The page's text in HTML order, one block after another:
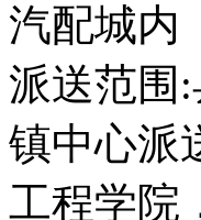
汽配城内
派送范围
镇中心派
工程学院